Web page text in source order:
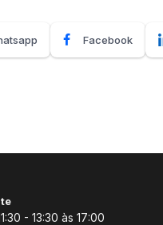
Facebook
- 13:30 às 17:00